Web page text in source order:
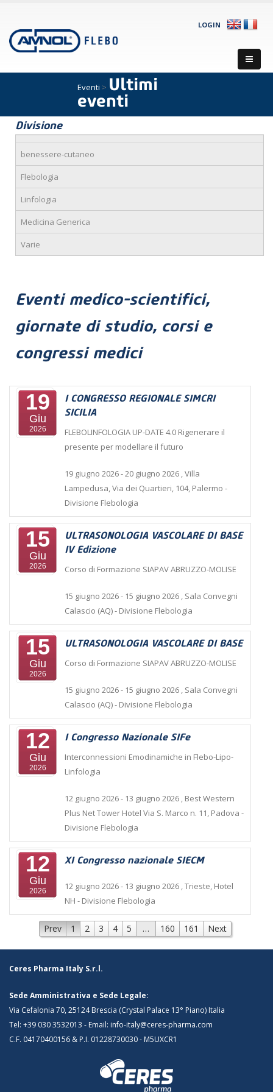
LOGIN
Eventi > Ultimi
eventi
Divisione
benessere-cutaneo
Flebologia
Linfologia
Medicina Generica
Varie
Eventi medico-scientifici,
giornate di studio, corsi e
congressi medici
19
Giu
2026
I CONGRESSO REGIONALE SIMCRI
SICILIA
FLEBOLINFOLOGIA UP-DATE 4.0 Rigenerare il
presente per modellare il futuro
19 giugno 2026- 20 giugno 2026 ,Villa
Lampedusa, Via dei Quartieri, 104, Palermo -
Divisione Flebologia
15
Giu
2026
ULTRASONOLOGIA VASCOLARE DI BASE
IV Edizione
Corso di Formazione SIAPAV ABRUZZO-MOLISE
15 giugno 2026- 15 giugno 2026 , Sala Convegni
Calascio (AQ)- Divisione Flebologia
15
Giu
2026
ULTRASONOLOGIA VASCOLARE DI BASE
Corso di Formazione SIAPAV ABRUZZO-MOLISE
15 giugno 2026- 15 giugno 2026 , Sala Convegni
Calascio (AQ)- Divisione Flebologia
12
Giu
2026
I Congresso Nazionale SIFe
Interconnessioni Emodinamiche in Flebo-Lipo-
Linfologia
12 giugno 2026- 13 giugno 2026 , Best Western
Plus Net Tower Hotel Via S. Marco n. 11, Padova -
Divisione Flebologia
12
Giu
2026
XI Congresso nazionale SIECM
12 giugno 2026- 13 giugno 2026 ,Trieste, Hotel
NH - Divisione Flebologia
Prev 1 2 3 4 5 … 160 161 Next
Ceres Pharma Italy S.r.l.
Sede Amministrativa e Sede Legale:
Via Cefalonia 70, 25124 Brescia (Crystal Palace 13° Piano) Italia
Tel: +39 030 3532013 - Email: info-italy@ceres-pharma.com
C.F. 04170400156 & P.I. 01228730030 - M5UXCR1